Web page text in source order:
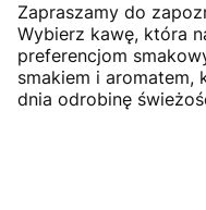
Zapraszamy do
Wybierz kawę, która
preferencjom
smakiem i
dnia odrobinę